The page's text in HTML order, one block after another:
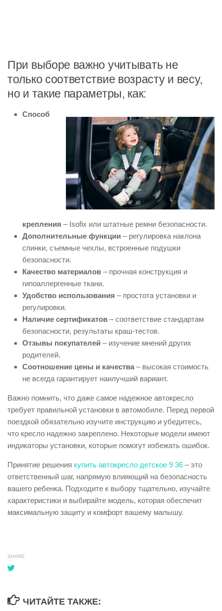
При выборе важно учитывать не
только соответствие возрасту и весу,
но и такие параметры, как:
Способ
крепления – Isofix или штатные ремни безопасности.
Дополнительные функции – регулировка наклона
спинки, съемные чехлы, встроенные подушки
безопасности.
Качество материалов – прочная конструкция и
гипоаллергенные ткани.
Удобство использования – простота установки и
регулировки.
Наличие сертификатов – соответствие стандартам
безопасности, результаты краш-тестов.
Отзывы покупателей – изучение мнений других
родителей.
Соотношение цены и качества – высокая стоимость
не всегда гарантирует наилучший вариант.
Важно помнить, что даже самое надежное автокресло
требует правильной установки в автомобиле. Перед первой
поездкой обязательно изучите инструкцию и убедитесь,
что кресло надежно закреплено. Некоторые модели имеют
индикаторы установки, которые помогут избежать ошибок.
Принятие решения купить автокресло детское 9 36 – это
ответственный шаг, напрямую влияющий на безопасность
вашего ребенка. Подходите к выбору тщательно, изучайте
характеристики и выбирайте модель, которая обеспечит
максимальную защиту и комфорт вашему малышу.
SHARE
ЧИТАЙТЕ ТАКЖЕ: